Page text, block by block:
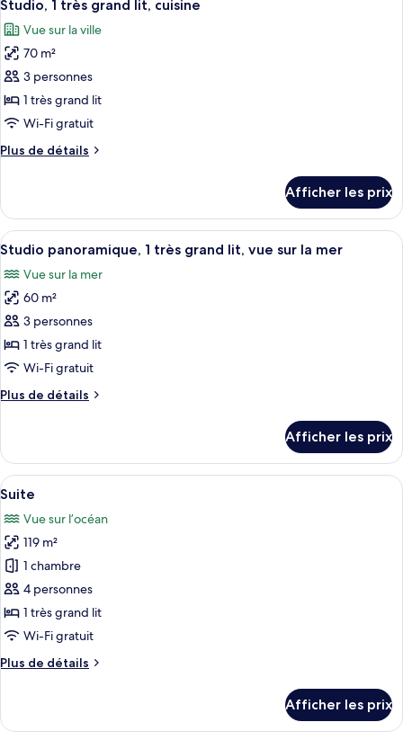
lit
(Sea
&
Skyline
View)
lit
(Sea
Skyline
View)
toutes
les
photos
pour
ce
type
chambre :
très
grand
cuisine
Studio, 1 très grand lit, cuisine
Vue sur la ville
70 m²
3 personnes
1 très grand lit
Wi-Fi gratuit
Plus de détails
Plus
Studio,
très
lit,
cuisine
Afficher les prix
Afficher
toutes
les
photos
pour
ce
type
chambre :
très
lit,
vue
sur
la
mer
Une chambre d’hôtel moderne
9
Studio panoramique, 1 très grand lit, vue sur la mer
Vue sur la mer
60 m²
3 personnes
1 très grand lit
Wi-Fi gratuit
Plus de détails
Plus
Studio
panoramique,
1
grand
lit,
vue
sur
la
mer
Afficher les prix
Afficher
toutes
les
photos
pour
ce
type
de
chambre :
Suite
Une chambre d’hôtel avec un grand
10
Suite
Vue sur l’océan
119 m²
1 chambre
4 personnes
1 très grand lit
Wi-Fi gratuit
Plus de détails
Plus
Suite
Afficher les prix